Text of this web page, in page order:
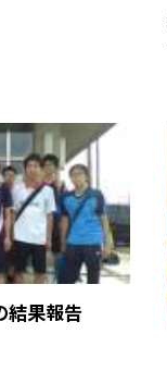
結果報告